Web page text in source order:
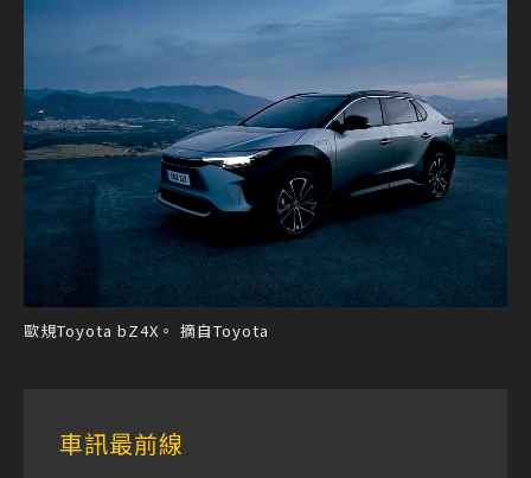
歐規Toyota bZ4X。 摘自Toyota
車訊最前線